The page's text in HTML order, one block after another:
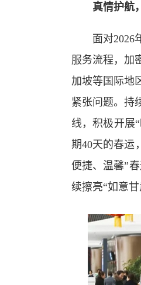
真情护航，
面对2026
服务流程，加
加坡等国际地
紧张问题。持
线，积极开展
期40天的春运
便捷、温馨”
续擦亮“如意